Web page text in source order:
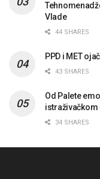
Vlade
44 SHARES
PPD i MET
43 SHARES
Od Palete
istraživačkom
34 SHARES